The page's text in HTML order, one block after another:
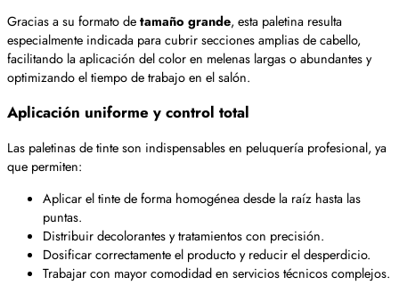
Gracias a su formato detamaño grande, esta paletina resulta
especialmente indicada para cubrir secciones amplias de cabello,
facilitando la aplicación del color en melenas largas o abundantes y
optimizando el tiempo de trabajo en el salón.
Aplicación uniforme y control total
Las paletinas de tinte son indispensables en peluquería profesional, ya
que permiten:
Aplicar el tinte de forma homogénea desde la raíz hasta las
puntas.
Distribuir decolorantes y tratamientos con precisión.
Dosificar correctamente el producto y reducir el desperdicio.
Trabajar con mayor comodidad en servicios técnicos complejos.